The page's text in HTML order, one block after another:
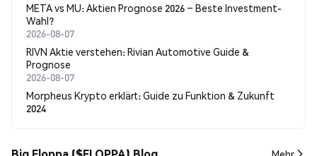
META vs MU: Aktien Prognose 2026 – Beste Investment-
Wahl?
2026-08-07
RIVN Aktie verstehen: Rivian Automotive Guide &
Prognose
2026-08-07
Morpheus Krypto erklärt: Guide zu Funktion & Zukunft
2024